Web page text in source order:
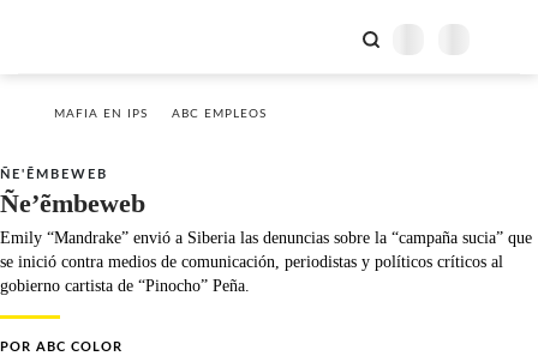
MAFIA EN IPS ABC EMPLEOS
ÑE'ẼMBEWEB
Ñe’ẽmbeweb
Emily “Mandrake” envió a Siberia las denuncias sobre la “campaña sucia” que
se inició contra medios de comunicación, periodistas y políticos críticos al
gobierno cartista de “Pinocho” Peña.
POR ABC COLOR